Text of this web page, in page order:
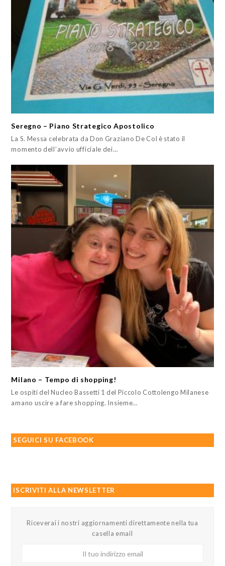
Seregno – Piano Strategico Apostolico
La S. Messa celebrata da Don Graziano De Col è stato il
momento dell’avvio ufficiale dei…
Milano – Tempo di shopping!
Le ospiti del Nucleo Bassetti 1 del Piccolo Cottolengo Milanese
amano uscire a fare shopping. Insieme…
SEGUICI SU FACEBOOK
ISCRIVITI ALLA NEWSLETTER
Riceverai i nostri aggiornamenti direttamente nella tua
casella email